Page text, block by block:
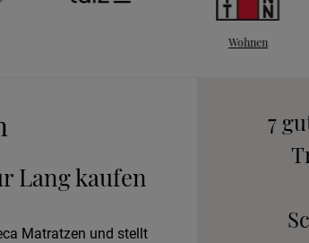
Wohnen
Lang kaufen
Matratzen und stellt
7